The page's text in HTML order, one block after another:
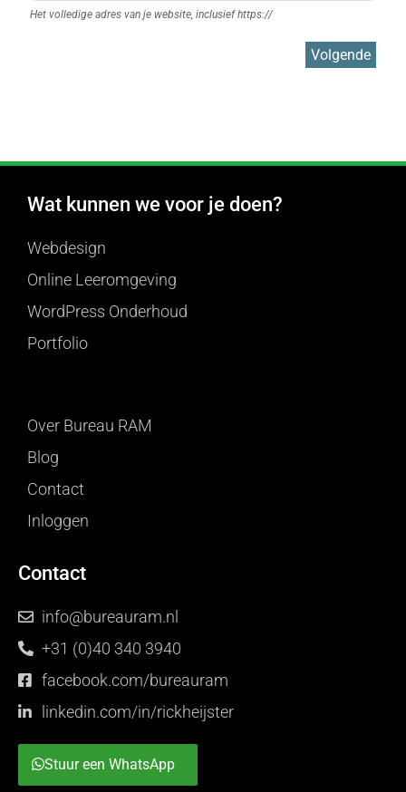
Het volledige adres van je website, inclusief https://
Volgende
Wat kunnen we voor je doen?
Webdesign
Online Leeromgeving
WordPress Onderhoud
Portfolio
Over Bureau RAM
Blog
Contact
Inloggen
Contact
info@bureauram.nl
+31 (0)40 340 3940
facebook.com/bureauram
linkedin.com/in/rickheijster
Stuur een WhatsApp